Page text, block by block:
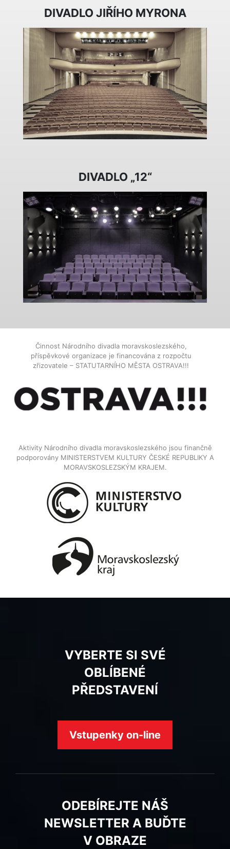
DIVADLO JIŘÍHO MYRONA
DIVADLO „12“
Činnost Národního divadla moravskoslezského,
příspěvkové organizace je financována z rozpočtu
zřizovatele – STATUTARNÍHO MĚSTA OSTRAVA!!!
Aktivity Národního divadla moravskoslezského jsou finančně
podporovány MINISTERSTVEM KULTURY ČESKÉ REPUBLIKY A
MORAVSKOSLEZSKÝM KRAJEM.
VYBERTE SI SVÉ
OBLÍBENÉ
PŘEDSTAVENÍ
Vstupenky on-line
ODEBÍREJTE NÁŠ
NEWSLETTER A BUĎTE
V OBRAZE